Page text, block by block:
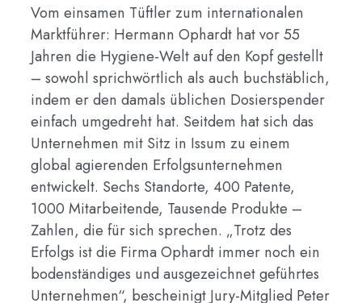
Vom einsamen Tüftler zum internationalen
Marktführer: Hermann Ophardt hat vor 55
Jahren die Hygiene-Welt auf den Kopf gestellt
– sowohl sprichwörtlich als auch buchstäblich,
indem er den damals üblichen Dosierspender
einfach umgedreht hat. Seitdem hat sich das
Unternehmen mit Sitz in Issum zu einem
global agierenden Erfolgsunternehmen
entwickelt. Sechs Standorte, 400 Patente,
1000 Mitarbeitende, Tausende Produkte –
Zahlen, die für sich sprechen. „Trotz des
Erfolgs ist die Firma Ophardt immer noch ein
bodenständiges und ausgezeichnet geführtes
Unternehmen“, bescheinigt Jury-Mitglied Peter